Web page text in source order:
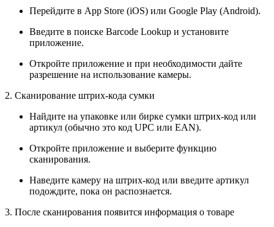
Перейдите в App Store (iOS) или Google Play (Android).
Введите в поиске Barcode Lookup и установите
приложение.
Откройте приложение и при необходимости дайте
разрешение на использование камеры.
2. Сканирование штрих-кода сумки
Найдите на упаковке или бирке сумки штрих-код или
артикул (обычно это код UPC или EAN).
Откройте приложение и выберите функцию
сканирования.
Наведите камеру на штрих-код или введите артикул
подождите, пока он распознается.
3. После сканирования появится информация о товаре